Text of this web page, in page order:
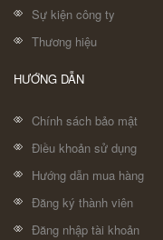
Sự kiện công ty
Thương hiệu
HƯỚNG DẪN
Chính sách bảo mật
Điều khoản sử dụng
Hướng dẫn mua hàng
Đăng ký thành viên
Đăng nhập tài khoản